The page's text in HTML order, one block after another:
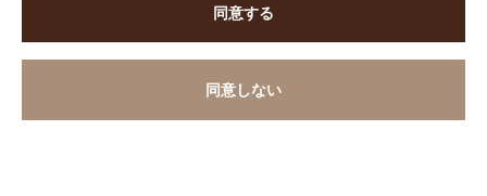
同意する
同意しない